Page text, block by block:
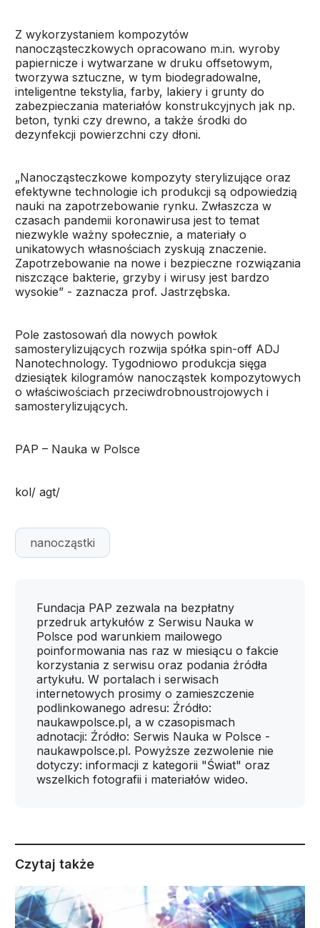
Z wykorzystaniem kompozytów
nanocząsteczkowych opracowano m.in. wyroby
papiernicze i wytwarzane w druku offsetowym,
tworzywa sztuczne, w tym biodegradowalne,
inteligentne tekstylia, farby, lakiery i grunty do
zabezpieczania materiałów konstrukcyjnych jak np.
beton, tynki czy drewno, a także środki do
dezynfekcji powierzchni czy dłoni.
„Nanocząsteczkowe kompozyty sterylizujące oraz
efektywne technologie ich produkcji są odpowiedzią
nauki na zapotrzebowanie rynku. Zwłaszcza w
czasach pandemii koronawirusa jest to temat
niezwykle ważny społecznie, a materiały o
unikatowych własnościach zyskują znaczenie.
Zapotrzebowanie na nowe i bezpieczne rozwiązania
niszczące bakterie, grzyby i wirusy jest bardzo
wysokie” - zaznacza prof. Jastrzębska.
Pole zastosowań dla nowych powłok
samosterylizujących rozwija spółka spin-off ADJ
Nanotechnology. Tygodniowo produkcja sięga
dziesiątek kilogramów nanocząstek kompozytowych
o właściwościach przeciwdrobnoustrojowych i
samosterylizujących.
PAP – Nauka w Polsce
kol/ agt/
nanocząstki
Fundacja PAP zezwala na bezpłatny
przedruk artykułów z Serwisu Nauka w
Polsce pod warunkiem mailowego
poinformowania nas raz w miesiącu o fakcie
korzystania z serwisu oraz podania źródła
artykułu. W portalach i serwisach
internetowych prosimy o zamieszczenie
podlinkowanego adresu: Źródło:
naukawpolsce.pl, a w czasopismach
adnotacji: Źródło: Serwis Nauka w Polsce -
naukawpolsce.pl. Powyższe zezwolenie nie
dotyczy: informacji z kategorii "Świat" oraz
wszelkich fotografii i materiałów wideo.
Czytaj także